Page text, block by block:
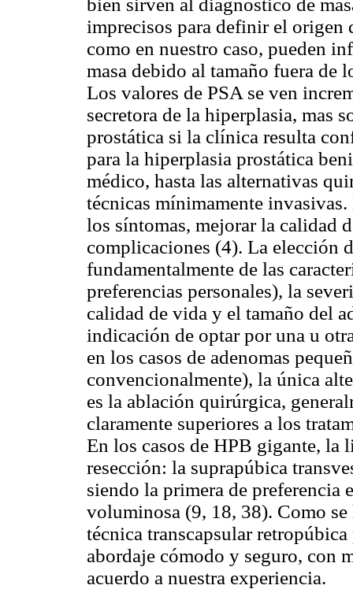
imprecisos para definir el origen
como en nuestro caso, pueden
masa debido al tamaño fuera de
Los valores de PSA se ven
secretora de la hiperplasia, mas
prostática si la clínica resulta
para la hiperplasia prostática
médico, hasta las alternativas
técnicas mínimamente
los síntomas, mejorar la calidad
complicaciones (4). La elección
fundamentalmente de las
preferencias personales), la
calidad de vida y el tamaño del
indicación de optar por una u
en los casos de adenomas
convencionalmente), la única
es la ablación quirúrgica,
claramente superiores a los
En los casos de HPB gigante, la
resección: la suprapúbica
siendo la primera de preferencia
voluminosa (9, 18, 38). Como
técnica transcapsular
abordaje cómodo y seguro, con
acuerdo a nuestra experiencia.